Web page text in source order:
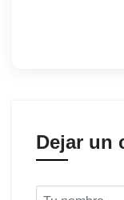
Dejar un